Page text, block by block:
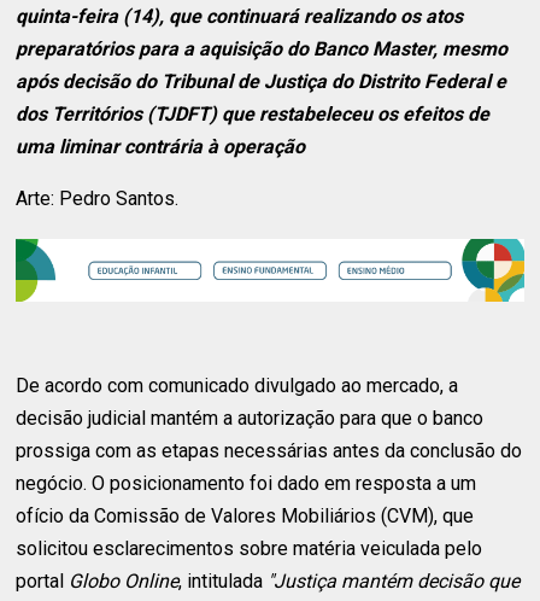
quinta-feira (14), que continuará realizando os atos
preparatórios para a aquisição do Banco Master, mesmo
após decisão do Tribunal de Justiça do Distrito Federal e
dos Territórios (TJDFT) que restabeleceu os efeitos de
uma liminar contrária à operação
Arte: Pedro Santos.
De acordo com comunicado divulgado ao mercado, a
decisão judicial mantém a autorização para que o banco
prossiga com as etapas necessárias antes da conclusão do
negócio. O posicionamento foi dado em resposta a um
ofício da Comissão de Valores Mobiliários (CVM), que
solicitou esclarecimentos sobre matéria veiculada pelo
portal Globo Online, intitulada "Justiça mantém decisão que